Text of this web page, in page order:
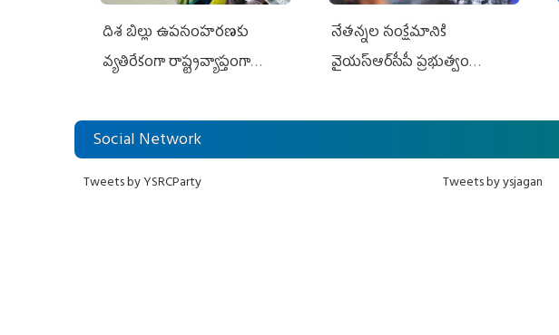
దిశ బిల్లు ఉపసంహరణకు
వ్యతిరేకంగా రాష్ట్రవ్యాప్తంగా
ఆందోళనలు
నేతన్నల సంక్షేమానికి
వైయ‌స్ఆర్‌సీపీ ప్రభుత్వం
Social Network
Tweets by YSRCParty Tweets by ysjagan